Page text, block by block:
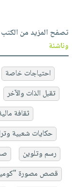
تصفح المزيد من الكتب
وناشئة
احتياجات خاصة
تقبل الذات والآخر
ثقافة
حكايات شعبية
رسم وتلوين
قصص مصورة